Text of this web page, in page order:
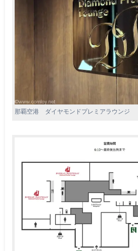
那覇空港 ダイヤモンドプレミアラウンジ